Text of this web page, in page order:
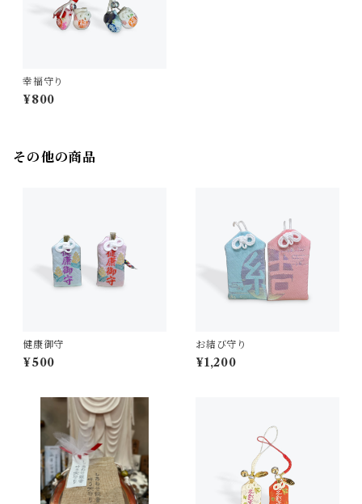
幸福守り
¥800
その他の商品
健康御守
¥500
お結び守り
¥1,200